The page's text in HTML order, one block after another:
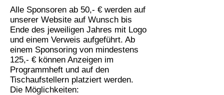
Alle Sponsoren ab 50,- € werden auf
unserer Website auf Wunsch bis
Ende des jeweiligen Jahres mit Logo
und einem Verweis aufgeführt. Ab
einem Sponsoring von mindestens
125,- € können Anzeigen im
Programmheft und auf den
Tischaufstellern platziert werden.
Die Möglichkeiten: